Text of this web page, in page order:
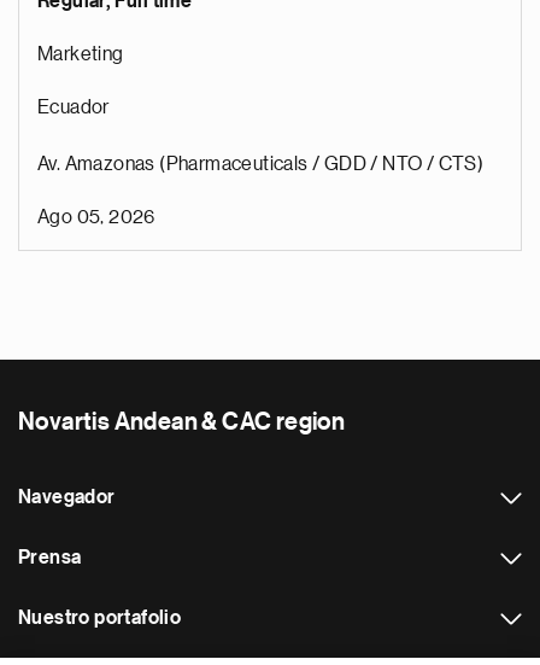
Marketing
Ecuador
Av. Amazonas (Pharmaceuticals / GDD / NTO / CTS)
Ago 05, 2026
Novartis Andean & CAC region
Navegador
Prensa
Nuestro portafolio